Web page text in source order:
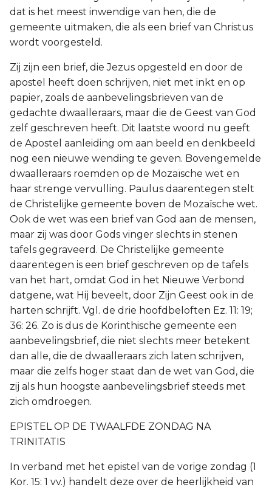
dat is het meest inwendige van hen, die de
gemeente uitmaken, die als een brief van Christus
wordt voorgesteld.
Zij zijn een brief, die Jezus opgesteld en door de
apostel heeft doen schrijven, niet met inkt en op
papier, zoals de aanbevelingsbrieven van de
gedachte dwaalleraars, maar die de Geest van God
zelf geschreven heeft. Dit laatste woord nu geeft
de Apostel aanleiding om aan beeld en denkbeeld
nog een nieuwe wending te geven. Bovengemelde
dwaalleraars roemden op de Mozaïsche wet en
haar strenge vervulling. Paulus daarentegen stelt
de Christelijke gemeente boven de Mozaïsche wet.
Ook de wet was een brief van God aan de mensen,
maar zij was door Gods vinger slechts in stenen
tafels gegraveerd. De Christelijke gemeente
daarentegen is een brief geschreven op de tafels
van het hart, omdat God in het Nieuwe Verbond
datgene, wat Hij beveelt, door Zijn Geest ook in de
harten schrijft. Vgl. de drie hoofdbeloften Ez. 11: 19;
36: 26. Zo is dus de Korinthische gemeente een
aanbevelingsbrief, die niet slechts meer betekent
dan alle, die de dwaalleraars zich laten schrijven,
maar die zelfs hoger staat dan de wet van God, die
zij als hun hoogste aanbevelingsbrief steeds met
zich omdroegen.
EPISTEL OP DE TWAALFDE ZONDAG NA
TRINITATIS
In verband met het epistel van de vorige zondag (1
Kor. 15: 1 vv.) handelt deze over de heerlijkheid van